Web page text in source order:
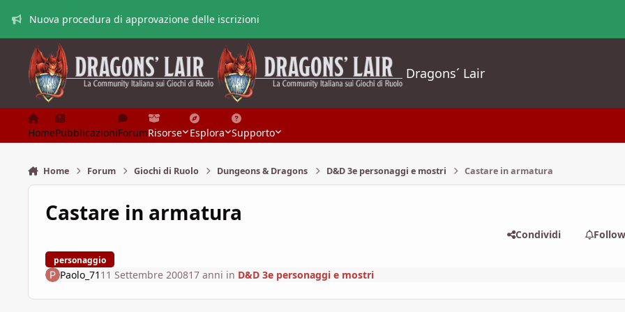
Nuova procedura di approvazione delle iscrizioni
Dragons´ Lair
HomePubblicazioniForumRisorse Esplora Supporto
Home Forum Giochi di Ruolo Dungeons & Dragons D&D 3e personaggi e mostri Castare in armatura
Castare in armatura
personaggio
Condividi
Paolo_71 11 Settembre 200817 anni in D&D 3e personaggi e mostri